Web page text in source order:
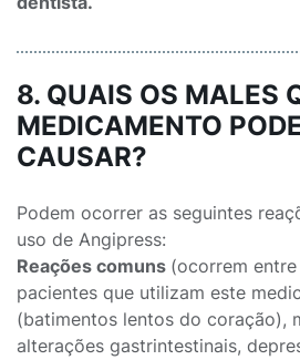
8. QUAIS OS MALES
MEDICAMENTO
CAUSAR?
Podem ocorrer as seguintes
uso de Angipress:
Reações comuns (ocorrem entre
pacientes que utilizam este
(batimentos lentos do coração),
alterações gastrintestinais,